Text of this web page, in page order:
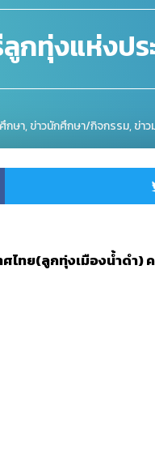
กทุ่งแห่งป
กษา,ข่าวนักศึกษา/กิจกรรม,ข่า
ไทย(ลูกทุ่งเมืองน้ำดำ)